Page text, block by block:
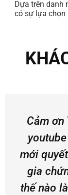
Dựa trên danh
có sự lựa chọn
Cảm
mới
gia
thế nào